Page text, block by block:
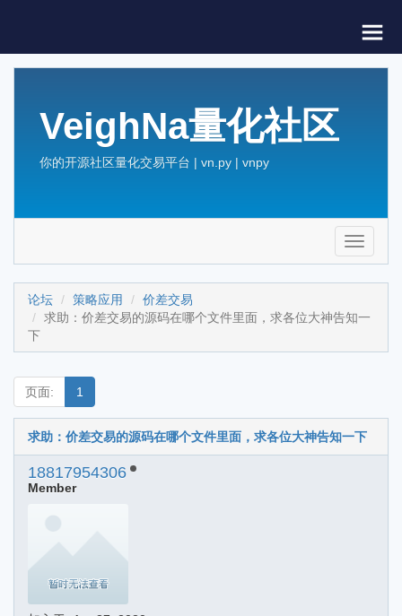
VeighNa量化社区
你的开源社区量化交易平台 | vn.py | vnpy
Toggle
论坛 策略应用
价差交易
求助：价差交易的源码在哪个文件里面，求各位大神告知一
下
页面: 1
求助：价差交易的源码在哪个文件里面，求各位大神告知一下
18817954306
Member